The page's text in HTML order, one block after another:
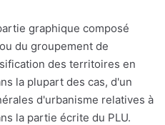
graphique composé
du groupement de
des territoires en
la plupart des cas, d'un
d'urbanisme relatives à
la partie écrite du PLU.